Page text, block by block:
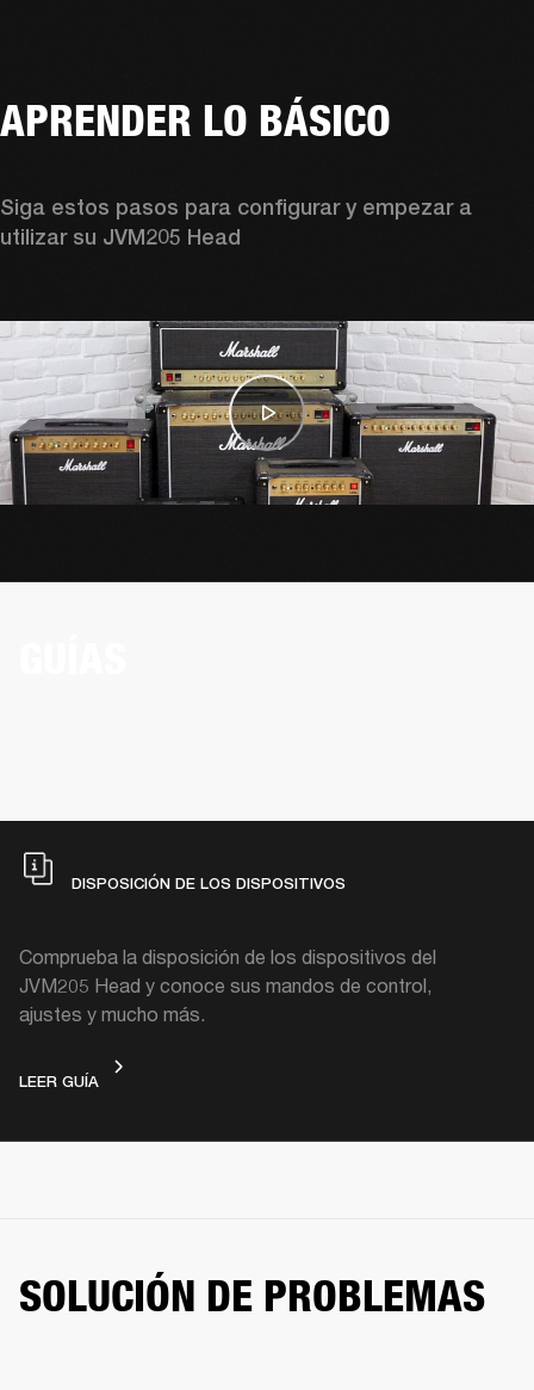
APRENDER LO BÁSICO
Siga estos pasos para configurar y empezar a
utilizar su JVM205 Head
DISPOSICIÓN DE LOS DISPOSITIVOS
Comprueba la disposición de los dispositivos del
JVM205 Head y conoce sus mandos de control,
ajustes y mucho más.
LEER GUÍA
SOLUCIÓN DE PROBLEMAS